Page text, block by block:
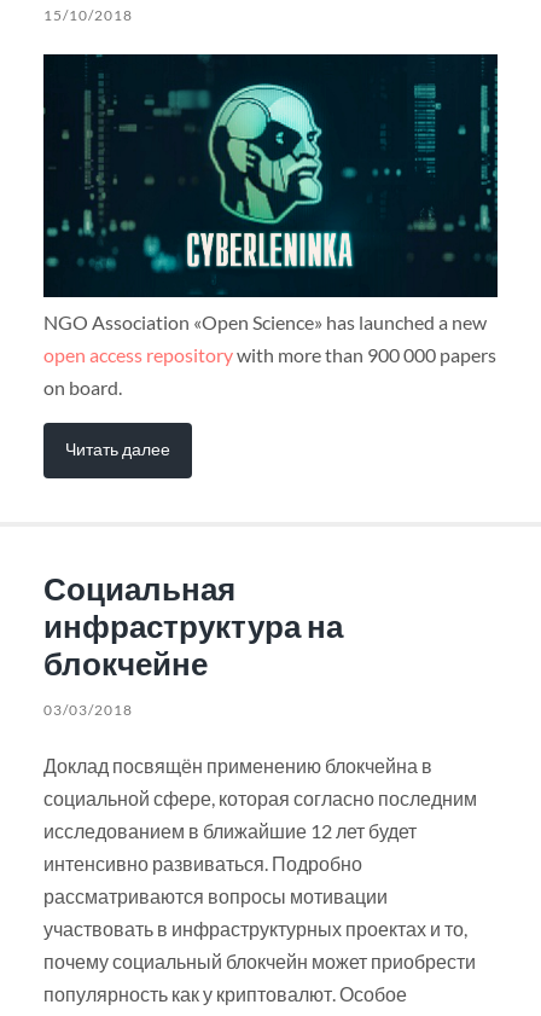
15/10/2018
NGO Association «Open Science» has launched a new
open access repositorywith more than 900 000 papers
on board.
Читать далее
Социальная
инфраструктура на
блокчейне
03/03/2018
Доклад посвящён применению блокчейна в
социальной сфере, которая согласно последним
исследованием в ближайшие 12 лет будет
интенсивно развиваться. Подробно
рассматриваются вопросы мотивации
участвовать в инфраструктурных проектах и то,
почему социальный блокчейн может приобрести
популярность как у криптовалют. Особое